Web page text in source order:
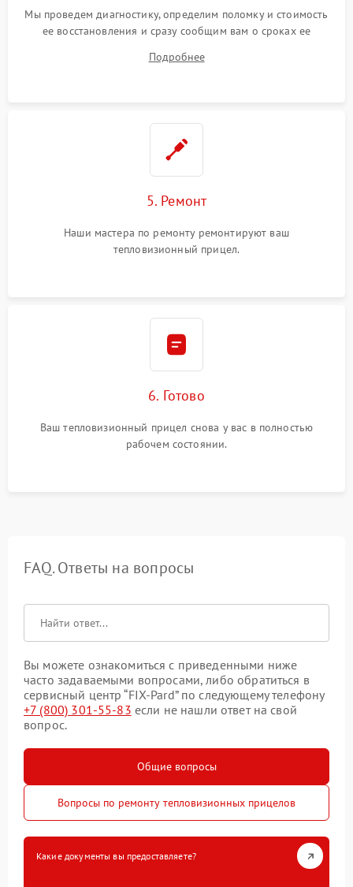
Мы проведем диагностику, определим поломку и стоимость
ее восстановления и сразу сообщим вам о сроках ее
Подробнее
5. Ремонт
Наши мастера по ремонту ремонтируют ваш
тепловизионный прицел.
6. Готово
Ваш тепловизионный прицел снова у вас в полностью
рабочем состоянии.
FAQ. Ответы на вопросы
Вы можете ознакомиться с приведенными ниже
часто задаваемыми вопросами, либо обратиться в
сервисный центр “FIX-Pard” по следующему телефону
+7 (800) 301-55-83 если не нашли ответ на свой
вопрос.
Общие вопросы
Вопросы по ремонту тепловизионных прицелов
Какие документы вы предоставляете?